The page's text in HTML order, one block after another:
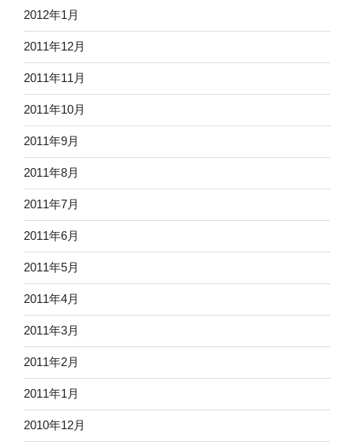
2012年1月
2011年12月
2011年11月
2011年10月
2011年9月
2011年8月
2011年7月
2011年6月
2011年5月
2011年4月
2011年3月
2011年2月
2011年1月
2010年12月